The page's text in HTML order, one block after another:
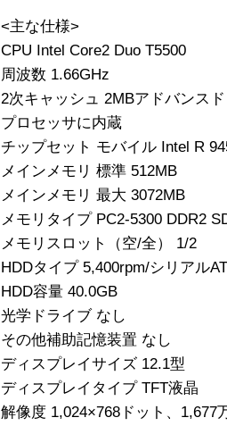
<主な仕様>
CPU Intel Core2 Duo T5500
周波数 1.66GHz
2次キャッシュ 2MBアドバンス
プロセッサに内蔵
チップセット モバイル Intel R
メインメモリ 標準 512MB
メインメモリ 最大 3072MB
メモリタイプ PC2-5300 DDR2
メモリスロット（空/全） 1/2
HDDタイプ 5,400rpm/シリアル
HDD容量 40.0GB
光学ドライブ なし
その他補助記憶装置 なし
ディスプレイサイズ 12.1型
ディスプレイタイプ TFT液晶
解像度 1,024×768ドット、1,677